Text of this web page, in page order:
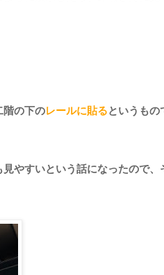
階の下のレールに貼るというもの
やすいという話になったので、